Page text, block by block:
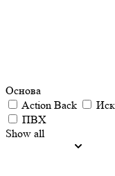
Основа
Action Back
ПВХ
Show all